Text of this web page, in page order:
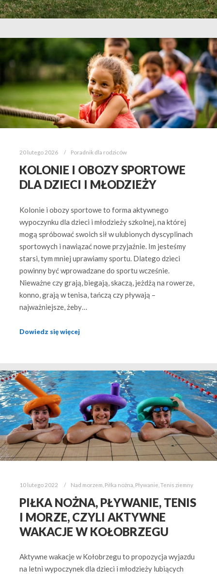
20 lutego 2026 Poradnik dla rodziców
KOLONIE I OBOZY SPORTOWE
DLA DZIECI I MŁODZIEŻY
Kolonie i obozy sportowe to forma aktywnego
wypoczynku dla dzieci i młodzieży szkolnej, na której
mogą spróbować swoich sił w ulubionych dyscyplinach
sportowych i nawiązać nowe przyjaźnie. Im jesteśmy
starsi, tym mniej uprawiamy sportu. Dlatego dzieci
powinny być wprowadzane do sportu wcześnie.
Nieważne czy grają, biegają, skaczą, jeżdżą na rowerze,
konno, grają w tenisa, tańczą czy pływają –
najważniejsze, żeby…
Dowiedz się więcej
10 lutego 2022 Nad morzem Piłka nożna Pływanie Tenis ziemny
PIŁKA NOŻNA, PŁYWANIE, TENIS
I MORZE, CZYLI AKTYWNE
WAKACJE W KOŁOBRZEGU
Aktywne wakacje w Kołobrzegu to propozycja wyjazdu
na letni wypoczynek dla dzieci i młodzieży lubiących